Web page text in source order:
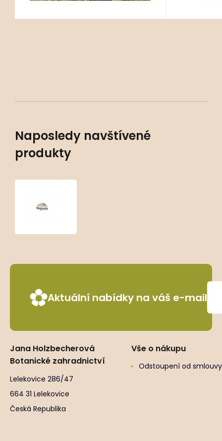
Naposledy navštívené
produkty
Aktuální nabídky na váš e-mail
Jana Holzbecherová
Botanické zahradnictví
Lelekovice 286/47
664 31 Lelekovice
Česká Republika
Vše o nákupu
Odstoupení od smlouvy